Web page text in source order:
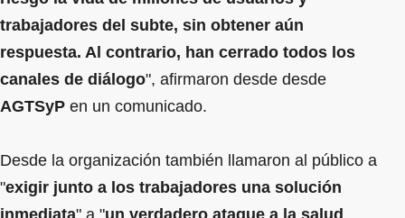
trabajadores del subte, sin obtener aún
respuesta. Al contrario, han cerrado todos los
canales de diálogo", afirmaron desde desde
AGTSyP en un comunicado.
Desde la organización también llamaron al público a
"exigir junto a los trabajadores una solución
inmediata" a "un verdadero ataque a la salud